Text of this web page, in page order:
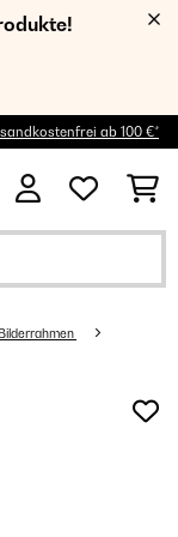
ab 100 €*
Bilderrahmen